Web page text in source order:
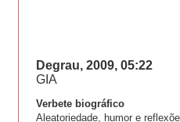
Degrau, 2009, 05:22
GIA
Verbete biográfico
Aleatoriedade, humor e